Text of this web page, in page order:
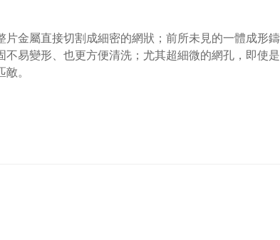
金屬直接切割成細密的網狀；前所未見的一體成形
易變形、也更方便清洗；尤其超細微的網孔，即使
。